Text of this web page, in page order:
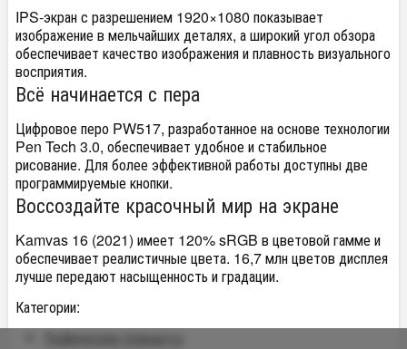
IPS-экран с разрешением 1920×1080 показывает
изображение в мельчайших деталях, а широкий угол обзора
обеспечивает качество изображения и плавность визуального
восприятия.
Всё начинается с пера
Цифровое перо PW517, разработанное на основе технологии
Pen Tech 3.0, обеспечивает удобное и стабильное
рисование. Для более эффективной работы доступны две
программируемые кнопки.
Воссоздайте красочный мир на экране
Kamvas 16 (2021) имеет 120% sRGB в цветовой гамме и
обеспечивает реалистичные цвета. 16,7 млн цветов дисплея
лучше передают насыщенность и градации.
Категории:
Графические планшеты